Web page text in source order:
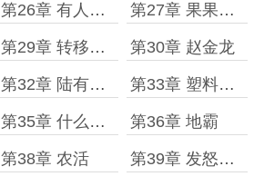
第26章 有人模仿 第27章 果果被欺负了
第29章 转移目标 第30章 赵金龙
第32章 陆有钱得意 第33章 塑料榨汁杯
第35章 什么保护费 第36章 地霸
第38章 农活 第39章 发怒的张成